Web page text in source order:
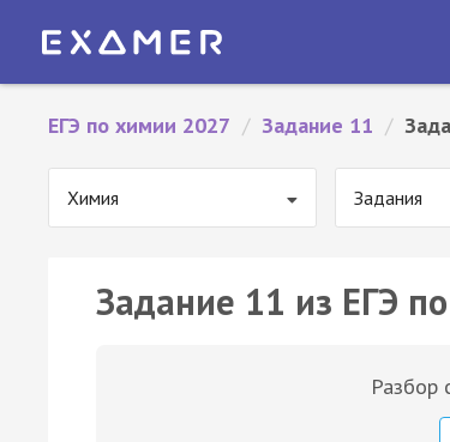
ЕГЭ по химии 2027 / Задание 11 /
Химия Задания
Задание 11 из ЕГЭ
Разбор